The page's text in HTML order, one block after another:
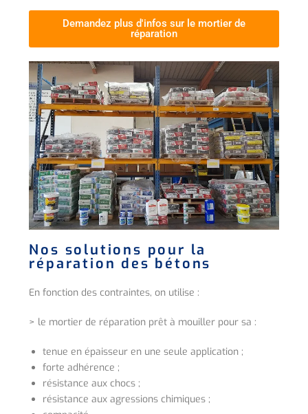
Demandez plus d'infos sur le mortier de
réparation
Nos solutions pour la
réparation des bétons
En fonction des contraintes, on utilise :
> le mortier de réparation prêt à mouiller pour sa :
tenue en épaisseur en une seule application ;
forte adhérence ;
résistance aux chocs ;
résistance aux agressions chimiques ;